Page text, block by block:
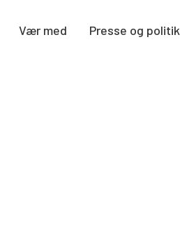
Vær med Presse og politik